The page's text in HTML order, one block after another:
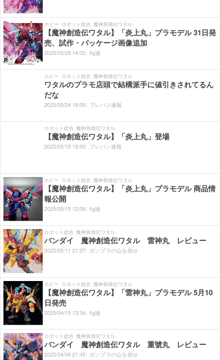
ホビー ロボット総合 魔神英雄伝ワタル
【魔神創造伝ワタル】「炎上丸」プラモデル 31日発
売、試作・パッケージ画像追加
2025/05/29 14:02: fig速
ホビー ロボット総合 魔神英雄伝ワタル
ワタルのプラモ店頭で結構派手に値引きされてるん
だな
2025/05/24 18:00: プレバン速報
ロボット総合 魔神英雄伝ワタル
【魔神創造伝ワタル】「炎上丸」登場
2025/05/15 18:00: プレバン速報
ホビー ロボット総合 魔神英雄伝ワタル
【魔神創造伝ワタル】「炎上丸」プラモデル 商品情
報公開
2025/05/15 12:06: fig速
ロボット総合 魔神英雄伝ワタル
バンダイ 魔神創造伝ワタル 雷神丸 レビュー
2025/05/11 21:37: ガンプラの山を崩せ
ホビー ロボット総合 魔神英雄伝ワタル
【魔神創造伝ワタル】「雷神丸」プラモデル 5月10
日発売
2025/04/15 13:34: fig速
ロボット総合 魔神英雄伝ワタル
バンダイ 魔神創造伝ワタル 重號丸 レビュー
2025/04/0621:45: ガンプラの山を崩せ